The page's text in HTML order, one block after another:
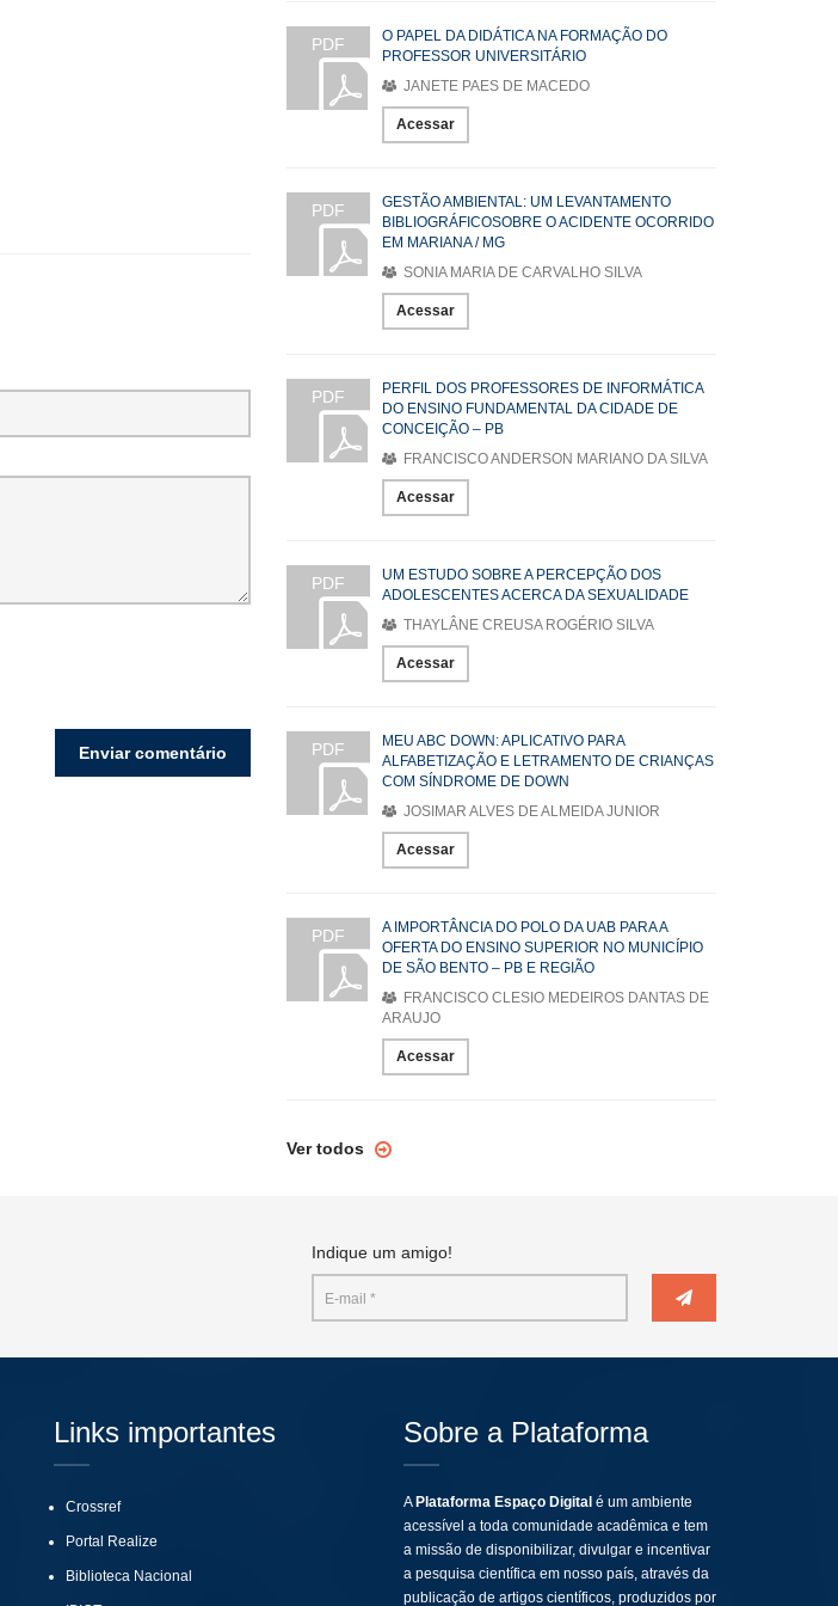
PDF
O PAPEL DA DIDÁTICA NA FORMAÇÃO DO
PROFESSOR UNIVERSITÁRIO
JANETE PAES DE MACEDO
Acessar
PDF
GESTÃO AMBIENTAL: UM LEVANTAMENTO
BIBLIOGRÁFICOSOBRE O ACIDENTE OCORRIDO
EM MARIANA / MG
SONIA MARIA DE CARVALHO SILVA
Acessar
PDF
PERFIL DOS PROFESSORES DE INFORMÁTICA
DO ENSINO FUNDAMENTAL DA CIDADE DE
CONCEIÇÃO – PB
FRANCISCO ANDERSON MARIANO DA SILVA
Acessar
PDF
UM ESTUDO SOBRE A PERCEPÇÃO DOS
ADOLESCENTES ACERCA DA SEXUALIDADE
THAYLÂNE CREUSA ROGÉRIO SILVA
Acessar
PDF
MEU ABC DOWN: APLICATIVO PARA
ALFABETIZAÇÃO E LETRAMENTO DE CRIANÇAS
COM SÍNDROME DE DOWN
JOSIMAR ALVES DE ALMEIDA JUNIOR
Acessar
PDF
A IMPORTÂNCIA DO POLO DA UAB PARA A
OFERTA DO ENSINO SUPERIOR NO MUNICÍPIO
DE SÃO BENTO – PB E REGIÃO
FRANCISCO CLESIO MEDEIROS DANTAS DE
ARAUJO
Acessar
Ver todos
Indique um amigo!
Links importantes
Crossref
Portal Realize
Biblioteca Nacional
Sobre a Plataforma
A Plataforma Espaço Digital é um ambiente
acessível a toda comunidade acadêmica e tem
a missão de disponibilizar, divulgar e incentivar
a pesquisa científica em nosso país, através da
publicação de artigos científicos, produzidos por